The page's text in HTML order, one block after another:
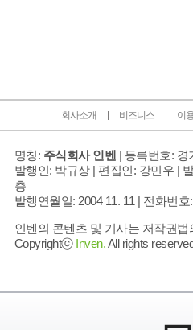
회사소개 비즈니스 이
명칭: 주식회사 인벤 | 등록번호: 경
발행인: 박규상 | 편집인: 강민우 |
층
발행연월일: 2004 11. 11 | 전화번호
인벤의 콘텐츠 및 기사는 저작권
Copyrightⓒ Inven.All rights